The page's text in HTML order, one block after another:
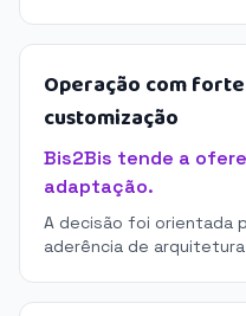
Operação com
customização
Bis2Bis tende a
adaptação.
A decisão foi orientada
aderência de